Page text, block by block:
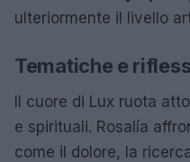
ulteriormente il livello
Tematiche e
Il cuore di Lux ruota
e spirituali. Rosalía
come il dolore, la